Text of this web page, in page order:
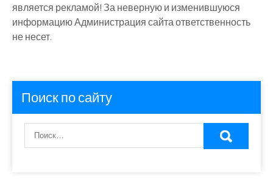
является рекламой! За неверную и изменившуюся
информацию Администрация сайта ответственность
не несет.
Поиск по сайту